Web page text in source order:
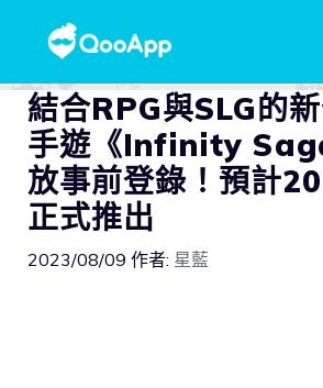
結合RPG與SLG的
手遊《Infinity
放事前登錄！預計
正式推出
2023/08/09 作者: 星藍